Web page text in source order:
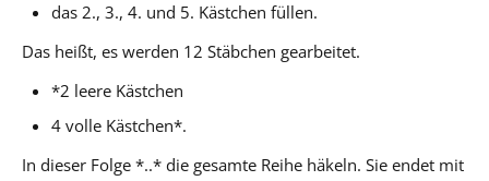
das 2., 3., 4. und 5. Kästchen füllen.
Das heißt, es werden 12 Stäbchen gearbeitet.
*2 leere Kästchen
4 volle Kästchen*.
In dieser Folge *..* die gesamte Reihe häkeln. Sie endet mit